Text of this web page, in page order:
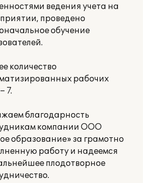
ведения учета на
проведено
обучение
количество
рабочих
7.
благодарность
компании ООО
образование» за грамотно
работу и надеемся
плодотворное